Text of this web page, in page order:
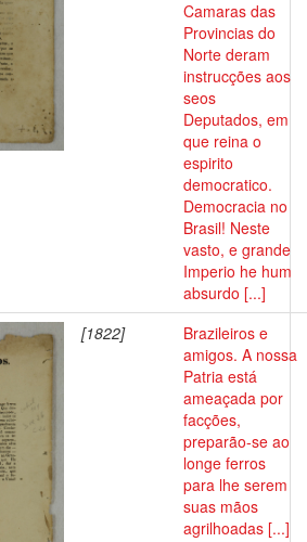
Camaras das
Provincias do
Norte deram
instrucções aos
seos
Deputados, em
que reina o
espirito
democratico.
Democracia no
Brasil! Neste
vasto, e grande
Imperio he hum
absurdo [...]
[1822]
Brazileiros e
amigos. A nossa
Patria está
ameaçada por
facções,
preparão-se ao
longe ferros
para lhe serem
suas mãos
agrilhoadas [...]